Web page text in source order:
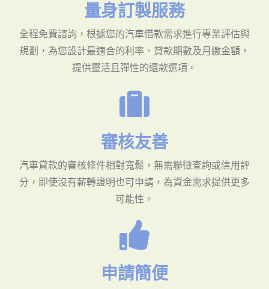
量身訂製服務
全程免費諮詢，根據您的汽車借款需求進行專業評估與
規劃，為您設計最適合的利率、貸款期數及月繳金額，
提供靈活且彈性的還款選項。
審核友善
汽車貸款的審核條件相對寬鬆，無需聯徵查詢或信用評
分，即使沒有薪轉證明也可申請，為資金需求提供更多
可能性。
申請簡便